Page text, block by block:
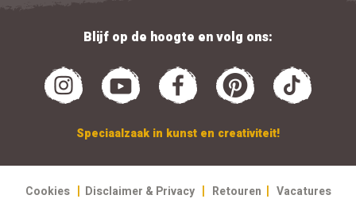
Blijf op de hoogte en volg ons:
Speciaalzaak in kunst en creativiteit!
Cookies | Disclaimer & Privacy | Retouren | Vacatures